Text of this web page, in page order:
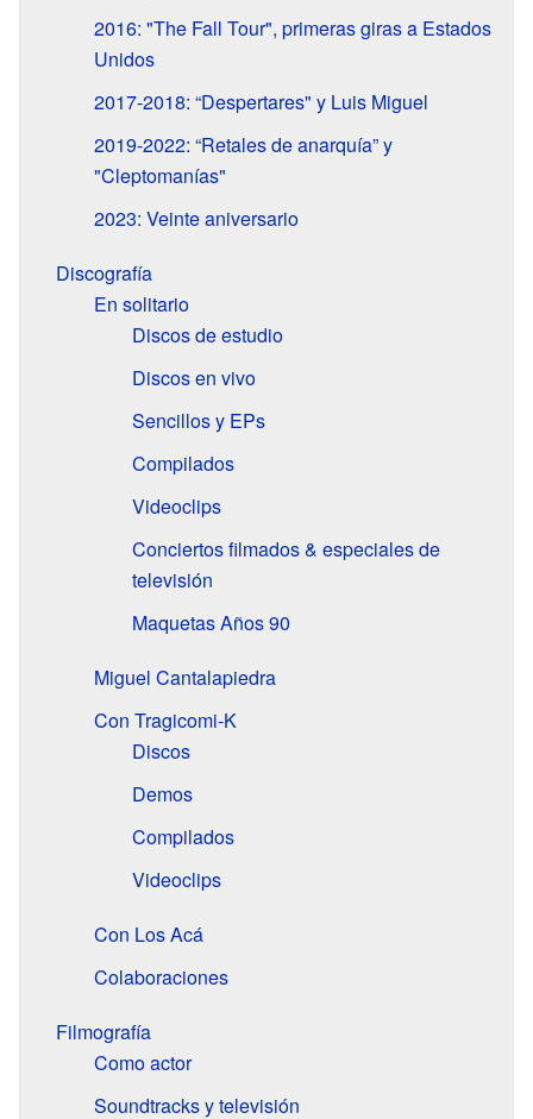
2016: "The Fall Tour", primeras giras a Estados
Unidos
2017-2018: “Despertares" y Luis Miguel
2019-2022: “Retales de anarquía” y
"Cleptomanías"
2023: Veinte aniversario
Discografía
En solitario
Discos de estudio
Discos en vivo
Sencillos y EPs
Compilados
Videoclips
Conciertos filmados & especiales de
televisión
Maquetas Años 90
Miguel Cantalapiedra
Con Tragicomi-K
Discos
Demos
Compilados
Videoclips
Con Los Acá
Colaboraciones
Filmografía
Como actor
Soundtracks y televisión